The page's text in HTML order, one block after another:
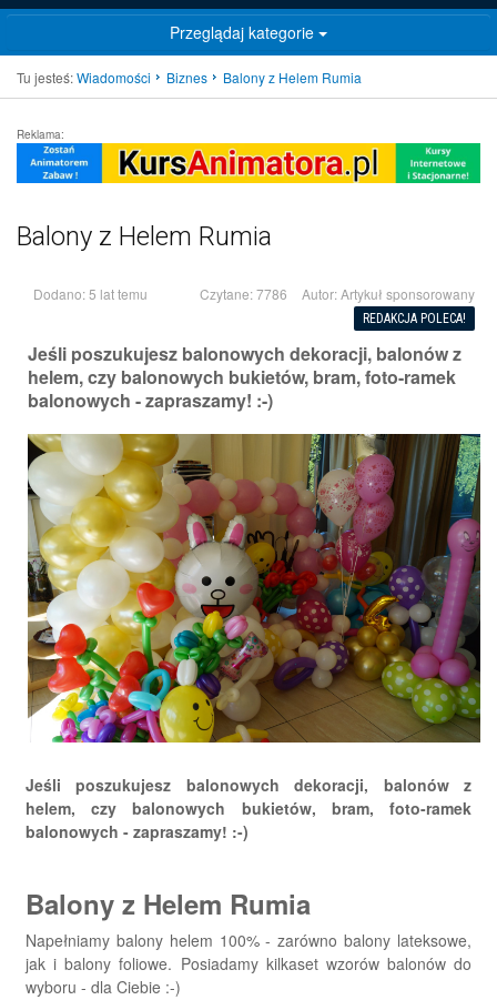
Przeglądaj kategorie
Tu jesteś:Wiadomości Biznes Balony z Helem Rumia
Reklama:
Balony z Helem Rumia
Dodano: 5 lat temu Czytane: 7786 Autor:Artykuł sponsorowany
REDAKCJA POLECA!
Jeśli poszukujesz balonowych dekoracji, balonów z
helem, czy balonowych bukietów, bram, foto-ramek
balonowych - zapraszamy! :-)
Jeśli poszukujesz balonowych dekoracji, balonów z
helem, czy balonowych bukietów, bram, foto-ramek
balonowych - zapraszamy! :-)
Balony z Helem Rumia
Napełniamy balony helem 100% - zarówno balony lateksowe,
jak i balony foliowe. Posiadamy kilkaset wzorów balonów do
wyboru - dla Ciebie :-)